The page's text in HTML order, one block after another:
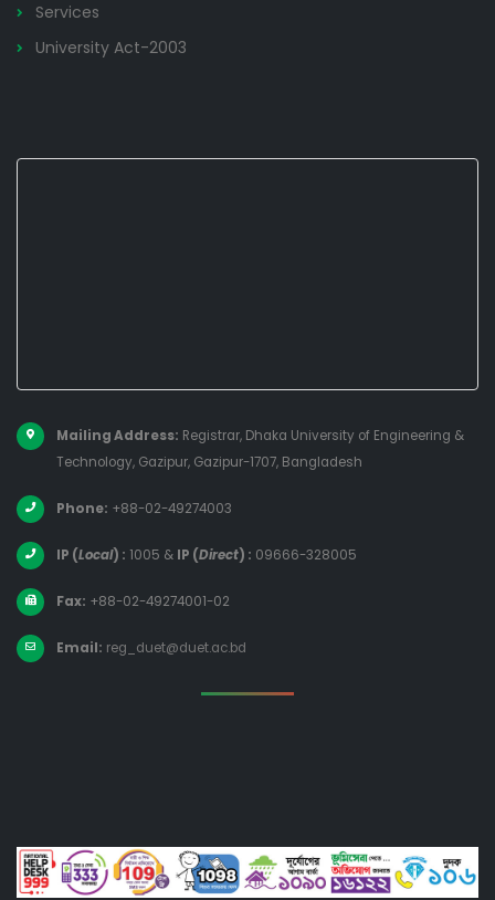
Services
University Act-2003
Mailing Address: Registrar, Dhaka University of Engineering &
Technology, Gazipur, Gazipur-1707, Bangladesh
Phone: +88-02-49274003
IP (Local) : 1005 & IP (Direct) : 09666-328005
Fax: +88-02-49274001-02
Email: reg_duet@duet.ac.bd